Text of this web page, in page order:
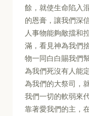
餘，就使生命陷入
的恩膏，讓我們深
人事物能夠敵擋和
滿，看見神為我們
物一同白白賜我們
為我們死沒有人能
為我們的大祭司，
我們一切的軟弱來
靠著愛我們的主，